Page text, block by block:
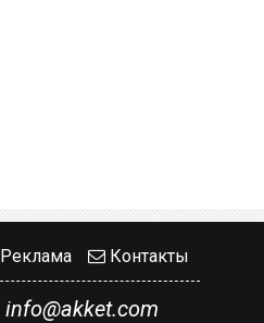
Реклама Контакты
info@akket.com